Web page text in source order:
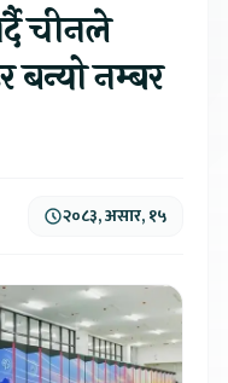
चीनले
नम्बर
२०८३, असार, १५